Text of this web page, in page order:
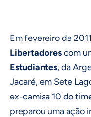
Em fevereiro de
Libertadorescom
Estudiantes, da
Jacaré, em Sete
ex-camisa 10 do
preparou uma ação